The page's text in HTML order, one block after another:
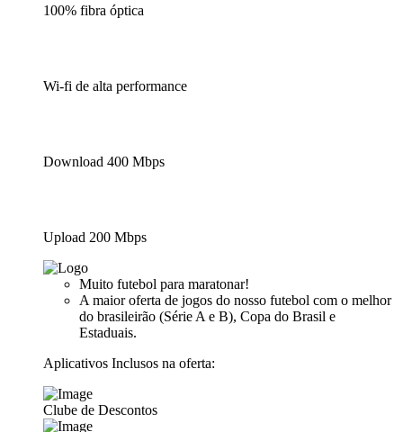
100% fibra óptica
Wi-fi de alta performance
Download 400 Mbps
Upload 200 Mbps
Muito futebol para maratonar!
A maior oferta de jogos do nosso futebol com o melhor
do brasileirão (Série A e B), Copa do Brasil e
Estaduais.
Aplicativos Inclusos na oferta:
Clube de Descontos